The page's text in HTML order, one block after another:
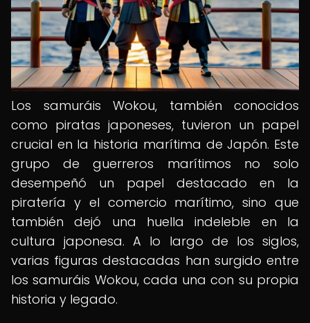
Los samuráis Wokou, también conocidos
como piratas japoneses, tuvieron un papel
crucial en la historia marítima de Japón. Este
grupo de guerreros marítimos no solo
desempeñó un papel destacado en la
piratería y el comercio marítimo, sino que
también dejó una huella indeleble en la
cultura japonesa. A lo largo de los siglos,
varias figuras destacadas han surgido entre
los samuráis Wokou, cada una con su propia
historia y legado.